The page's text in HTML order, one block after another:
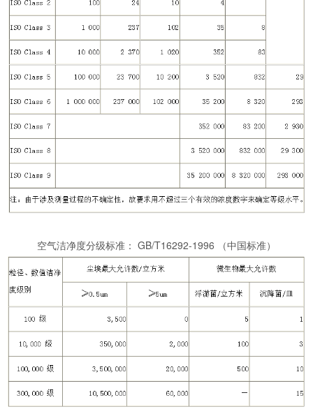
空气洁净度分级标准： GB/T16292-1996 （中国标准）